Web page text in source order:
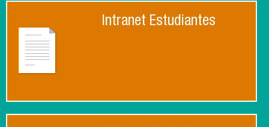
Intranet Estudiantes